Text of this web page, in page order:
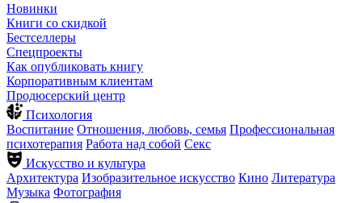
Новинки
Книги со скидкой
Бестселлеры
Спецпроекты
Как опубликовать книгу
Корпоративным клиентам
Продюсерский центр
Психология
Воспитание Отношения, любовь, семья Профессиональная
психотерапия Работа над собой Секс
Искусство и культура
Архитектура Изобразительное искусство Кино Литература
Музыка Фотография